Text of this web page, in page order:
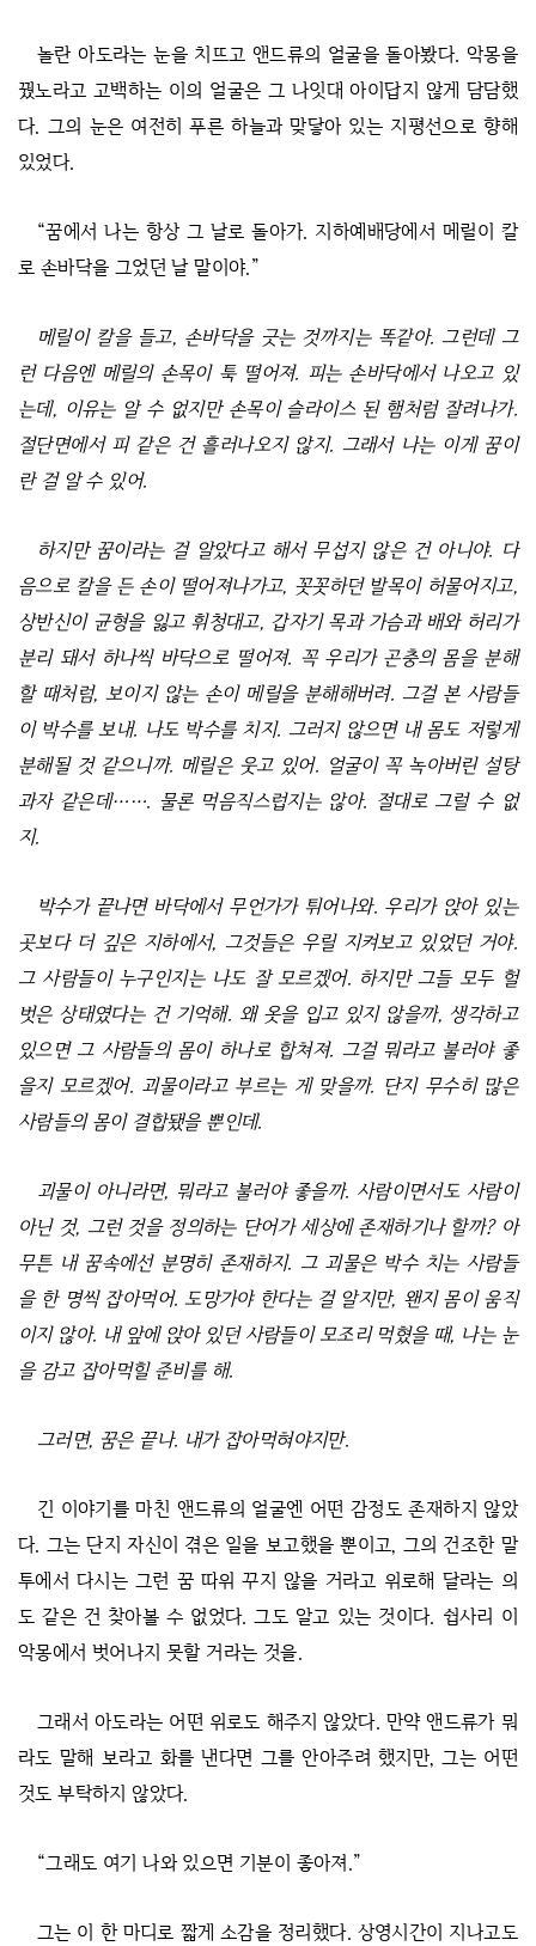
놀란 아도라는 눈을 치뜨고 앤드류의 얼굴을 돌아봤다. 악몽을
꿨노라고 고백하는 이의 얼굴은 그 나잇대 아이답지 않게 담담했
다. 그의 눈은 여전히 푸른 하늘과 맞닿아 있는 지평선으로 향해
있었다.
“꿈에서 나는 항상 그 날로 돌아가. 지하예배당에서 메릴이 칼
로 손바닥을 그었던 날 말이야.”
메릴이 칼을 들고, 손바닥을 긋는 것까지는 똑같아. 그런데 그
런 다음엔 메릴의 손목이 툭 떨어져. 피는 손바닥에서 나오고 있
는데, 이유는 알 수 없지만 손목이 슬라이스 된 햄처럼 잘려나가.
절단면에서 피 같은 건 흘러나오지 않지. 그래서 나는 이게 꿈이
란 걸 알 수 있어.
하지만 꿈이라는 걸 알았다고 해서 무섭지 않은 건 아니야. 다
음으로 칼을 든 손이 떨어져나가고, 꼿꼿하던 발목이 허물어지고,
상반신이 균형을 잃고 휘청대고, 갑자기 목과 가슴과 배와 허리가
분리 돼서 하나씩 바닥으로 떨어져. 꼭 우리가 곤충의 몸을 분해
할 때처럼, 보이지 않는 손이 메릴을 분해해버려. 그걸 본 사람들
이 박수를 보내. 나도 박수를 치지. 그러지 않으면 내 몸도 저렇게
분해될 것 같으니까. 메릴은 웃고 있어. 얼굴이 꼭 녹아버린 설탕
과자 같은데……. 물론 먹음직스럽지는 않아. 절대로 그럴 수 없
지.
박수가 끝나면 바닥에서 무언가가 튀어나와. 우리가 앉아 있는
곳보다 더 깊은 지하에서, 그것들은 우릴 지켜보고 있었던 거야.
그 사람들이 누구인지는 나도 잘 모르겠어. 하지만 그들 모두 헐
벗은 상태였다는 건 기억해. 왜 옷을 입고 있지 않을까, 생각하고
있으면 그 사람들의 몸이 하나로 합쳐져. 그걸 뭐라고 불러야 좋
을지 모르겠어. 괴물이라고 부르는 게 맞을까. 단지 무수히 많은
사람들의 몸이 결합됐을 뿐인데.
괴물이 아니라면, 뭐라고 불러야 좋을까. 사람이면서도 사람이
아닌 것, 그런 것을 정의하는 단어가 세상에 존재하기나 할까? 아
무튼 내 꿈속에선 분명히 존재하지. 그 괴물은 박수 치는 사람들
을 한 명씩 잡아먹어. 도망가야 한다는 걸 알지만, 왠지 몸이 움직
이지 않아. 내 앞에 앉아 있던 사람들이 모조리 먹혔을 때, 나는 눈
을 감고 잡아먹힐 준비를 해.
그러면, 꿈은 끝나. 내가 잡아먹혀야지만.
긴 이야기를 마친 앤드류의 얼굴엔 어떤 감정도 존재하지 않았
다. 그는 단지 자신이 겪은 일을 보고했을 뿐이고, 그의 건조한 말
투에서 다시는 그런 꿈 따위 꾸지 않을 거라고 위로해 달라는 의
도 같은 건 찾아볼 수 없었다. 그도 알고 있는 것이다. 쉽사리 이
악몽에서 벗어나지 못할 거라는 것을.
그래서 아도라는 어떤 위로도 해주지 않았다. 만약 앤드류가 뭐
라도 말해 보라고 화를 낸다면 그를 안아주려 했지만, 그는 어떤
것도 부탁하지 않았다.
“그래도 여기 나와 있으면 기분이 좋아져.”
그는 이 한 마디로 짧게 소감을 정리했다. 상영시간이 지나고도